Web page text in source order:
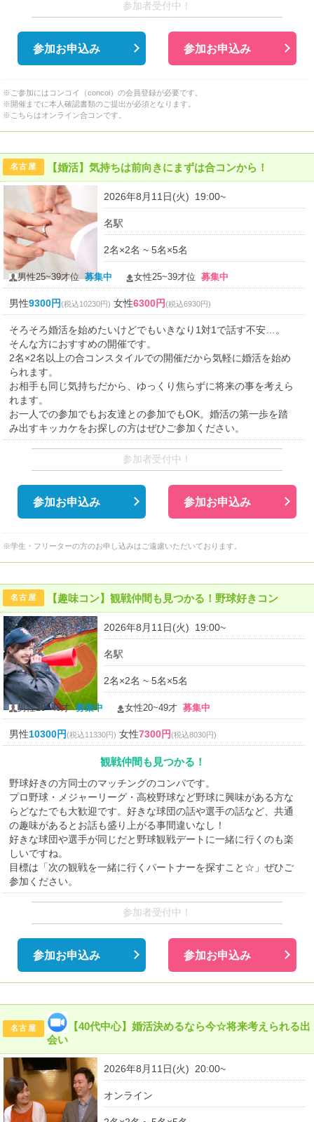
参加者受付中！
参加お申込み 参加お申込み
※ご参加にはコンコイ（concoi）の会員登録が必要です。
※開催までに本人確認書類のご提出が必須となります。
※こちらはオンライン合コンです。
名古屋 【婚活】気持ちは前向きにまずは合コンから！
2026年8月11日(火) 19:00~
名駅
2名×2名 ~ 5名×5名
男性25~39才位募集中 女性25~39才位 募集中
男性9300円(税込10230円) 女性6300円(税込6930円)
そろそろ婚活を始めたいけどでもいきなり1対1で話す不安…。
そんな方におすすめの開催です。
2名×2名以上の合コンスタイルでの開催だから気軽に婚活を始め
られます。
お相手も同じ気持ちだから、ゆっくり焦らずに将来の事を考えら
れます。
お一人での参加でもお友達との参加でもOK。婚活の第一歩を踏
み出すキッカケをお探しの方はぜひご参加ください。
参加者受付中！
参加お申込み 参加お申込み
※学生・フリーターの方のお申し込みはご遠慮いただいております。
名古屋 【趣味コン】観戦仲間も見つかる！野球好きコン
2026年8月11日(火) 19:00~
名駅
2名×2名 ~ 5名×5名
男性20~49才募集中 女性20~49才募集中
男性10300円(税込11330円) 女性7300円(税込8030円)
観戦仲間も見つかる！
野球好きの方同士のマッチングのコンパです。
プロ野球・メジャーリーグ・高校野球など野球に興味がある方な
らどなたでも大歓迎です。好きな球団の話や選手の話など、共通
の趣味があるとお話も盛り上がる事間違いなし！
好きな球団や選手が同じだと野球観戦デートに一緒に行くのも楽
しいですね。
目標は「次の観戦を一緒に行くパートナーを探すこと☆」ぜひご
参加ください。
参加者受付中！
参加お申込み 参加お申込み
名古屋
【40代中心】婚活決めるなら今☆将来考えられる出
会い
2026年8月11日(火) 20:00~
オンライン